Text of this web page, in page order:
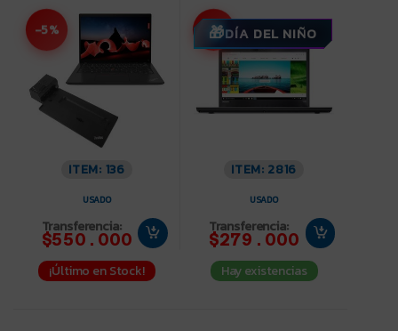
-5%
ITEM: 136
USADO
Transferencia:
$550.000
¡Último en Stock!
-11%DÍA DEL NIÑO
ITEM: 2816
USADO
Transferencia:
$279.000
Hay existencias